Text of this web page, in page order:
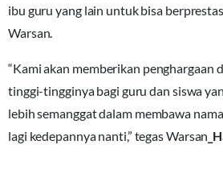
ibu guru yang lain untuk bisa
Warsan.
“Kami akan memberikan penghargaan
tinggi-tingginya bagi guru dan siswa
lebih semanggat dalam membawa
lagi kedepannya nanti,” tegas Warsan